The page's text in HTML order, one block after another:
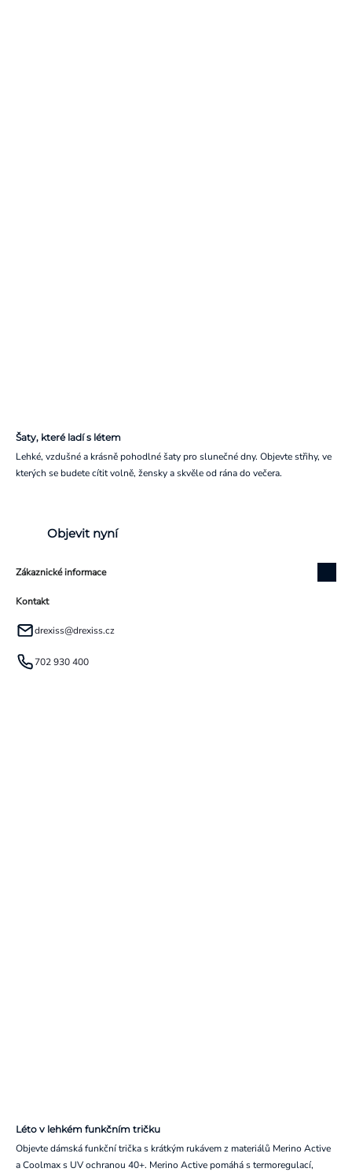
Šaty, které ladí s létem
Lehké, vzdušné a krásně pohodlné šaty pro slunečné dny. Objevte střihy, ve
kterých se budete cítit volně, žensky a skvěle od rána do večera.
Objevit nyní
Zákaznické informace
Kontakt
drexiss@drexiss.cz
702 930 400
Léto v lehkém funkčním tričku
Objevte dámská funkční trička s krátkým rukávem z materiálů Merino Active
a Coolmax s UV ochranou 40+. Merino Active pomáhá s termoregulací,